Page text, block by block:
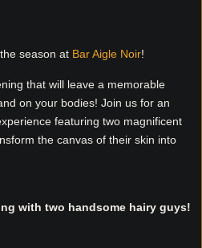
season at Bar Aigle Noir!
that will leave a memorable
on your bodies! Join us for an
featuring two magnificent
the canvas of their skin into
with two handsome hairy guys!